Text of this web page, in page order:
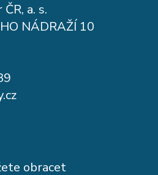
a. s.
NÁDRAŽÍ 10
obracet